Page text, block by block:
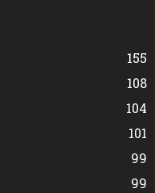
155
108
104
101
99
99